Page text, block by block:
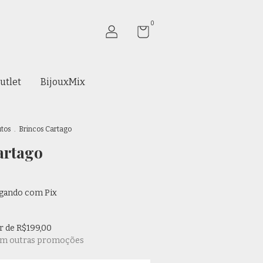
0
BijouxMix
. Brincos Cartago
com Pix
de R$199,00
outras promoções